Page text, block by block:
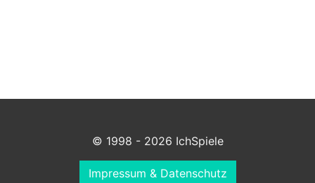
© 1998 - 2026 IchSpiele
Impressum & Datenschutz